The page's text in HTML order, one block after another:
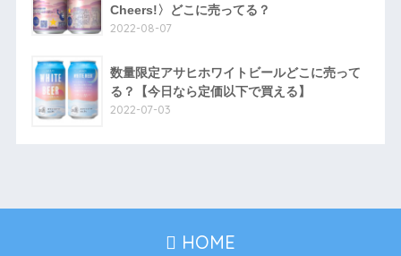
Cheers!〉どこに売ってる？
2022-08-07
数量限定アサヒホワイトビールどこに売って
る？【今日なら定価以下で買える】
2022-07-03
HOME